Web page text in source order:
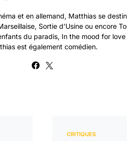
et en allemand, Matthias se
Sortie d'Usine ou encore
du paradis, In the mood for
est également comédien.
CRITIQUES